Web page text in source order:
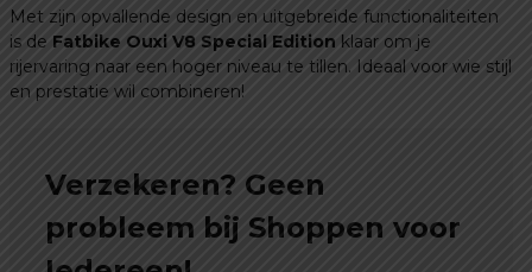
Voorrekje
&
Wielslot
aantal
Met zijn opvallende design en uitgebreide functionaliteiten
is de Fatbike Ouxi V8 Special Edition klaar om je
rijervaring naar een hoger niveau te tillen. Ideaal voor wie stijl
en prestatie wil combineren!
Verzekeren? Geen
probleem bij Shoppen voor